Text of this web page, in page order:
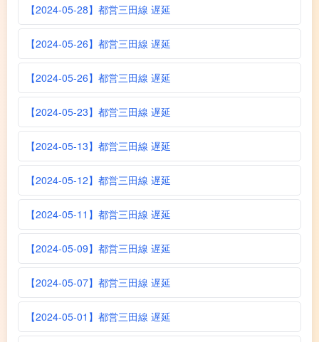
【2024-05-28】都営三田線 遅延
【2024-05-26】都営三田線 遅延
【2024-05-26】都営三田線 遅延
【2024-05-23】都営三田線 遅延
【2024-05-13】都営三田線 遅延
【2024-05-12】都営三田線 遅延
【2024-05-11】都営三田線 遅延
【2024-05-09】都営三田線 遅延
【2024-05-07】都営三田線 遅延
【2024-05-01】都営三田線 遅延